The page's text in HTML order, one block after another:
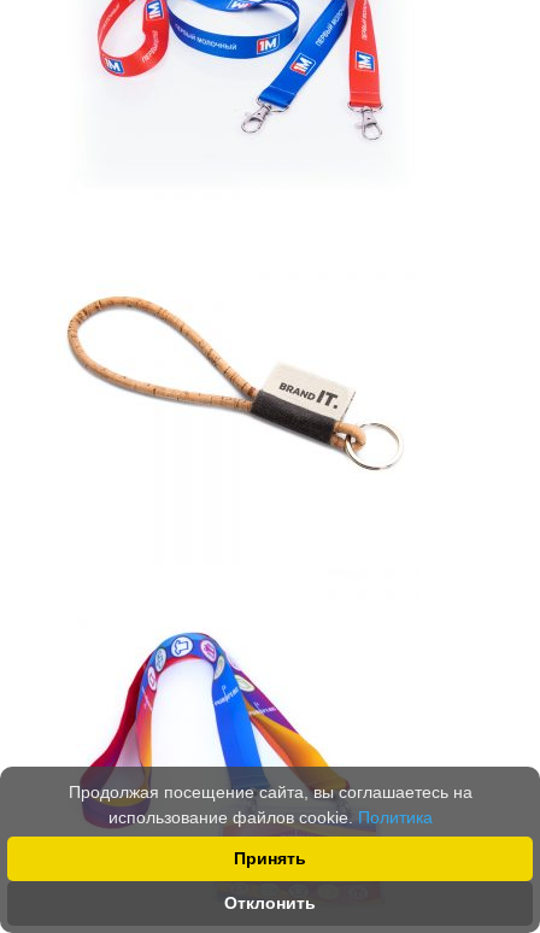
Принять
Отклонить
Продолжая посещение сайта, вы соглашаетесь на
использование файлов cookie. Политика